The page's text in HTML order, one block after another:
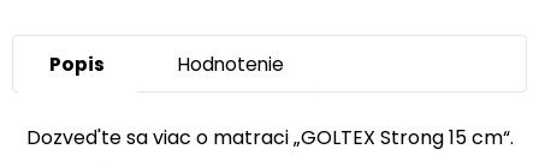
Popis Hodnotenie
Dozved'te sa viac o matraci „GOLTEX Strong 15 cm“.